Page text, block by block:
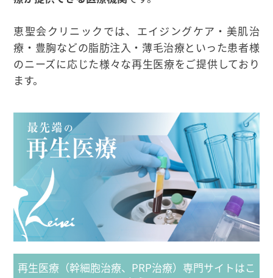
恵聖会クリニックでは、エイジングケア・美肌治
療・豊胸などの脂肪注入・薄毛治療といった患者様
のニーズに応じた様々な再生医療をご提供しており
ます。
再生医療（幹細胞治療、PRP治療）専門サイトはこ